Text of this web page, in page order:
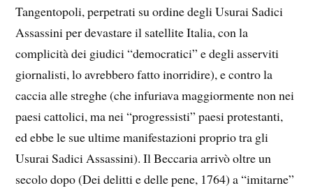
Tangentopoli, perpetrati su ordine degli Usurai Sadici
Assassini per devastare il satellite Italia, con la
complicità dei giudici “democratici” e degli asserviti
giornalisti, lo avrebbero fatto inorridire), e contro la
caccia alle streghe (che infuriava maggiormente non nei
paesi cattolici, ma nei “progressisti” paesi protestanti,
ed ebbe le sue ultime manifestazioni proprio tra gli
Usurai Sadici Assassini). Il Beccaria arrivò oltre un
secolo dopo (Dei delitti e delle pene, 1764) a “imitarne”